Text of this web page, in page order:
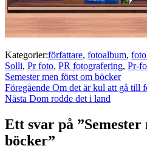
Kategorier:författare, fotoalbum,
Solli, Pr foto, PR fotografering, Pr-
Semester men först om böcker
Inläggsnavigering
Föregående Föregående
inlägg:
Om det är kul att gå till
Nästa Nästa
Dom rodde det i land
Ett svar på ”Semester
böcker”